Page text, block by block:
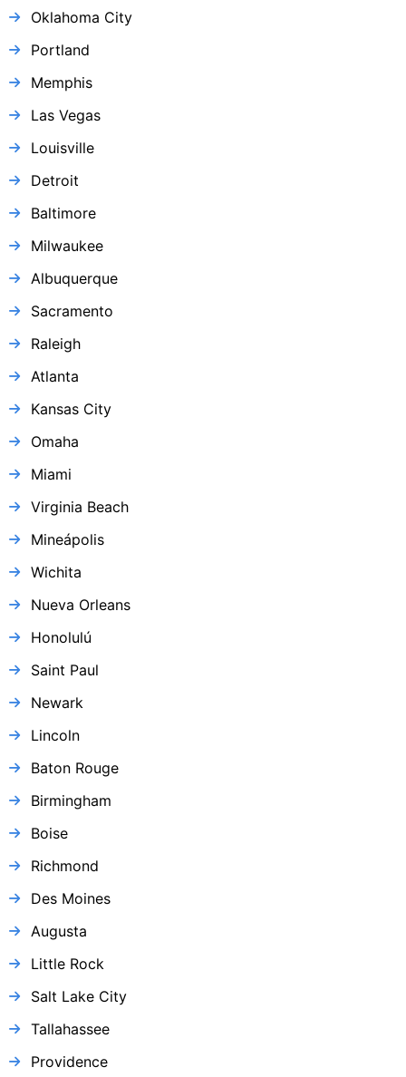
Oklahoma City
Portland
Memphis
Las Vegas
Louisville
Detroit
Baltimore
Milwaukee
Albuquerque
Sacramento
Raleigh
Atlanta
Kansas City
Omaha
Miami
Virginia Beach
Mineápolis
Wichita
Nueva Orleans
Honolulú
Saint Paul
Newark
Lincoln
Baton Rouge
Birmingham
Boise
Richmond
Des Moines
Augusta
Little Rock
Salt Lake City
Tallahassee
Providence